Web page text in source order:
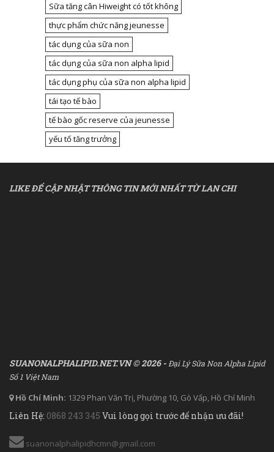
Sữa tăng cân Hiweight có tốt không
thực phẩm chức năng jeunesse
tác dụng của sữa non
tác dụng của sữa non alpha lipid
tác dụng phụ của sữa non alpha lipid
tái tạo tế bào
tế bào gốc reserve của jeunesse
yếu tố tăng trưởng
LIKE ĐỂ CẬP NHẬT THÔNG TIN MỚI NHẤT TỪ LAN CHI
SUANONALPHALIPID.NET.VN © 2026 -Đại Lý Sữa Non Alpha Lipid
Số 1 Việt Nam
Hồ Chí Minh: 1329 Phan Văn Trị, Phường 10, Gò Vấp, Hồ Chí Minh
Liên Hệ: 0868 243 345 Vui lòng gọi trước để nhận ưu đãi!
suanonalphalipidhcmn@gmail.com